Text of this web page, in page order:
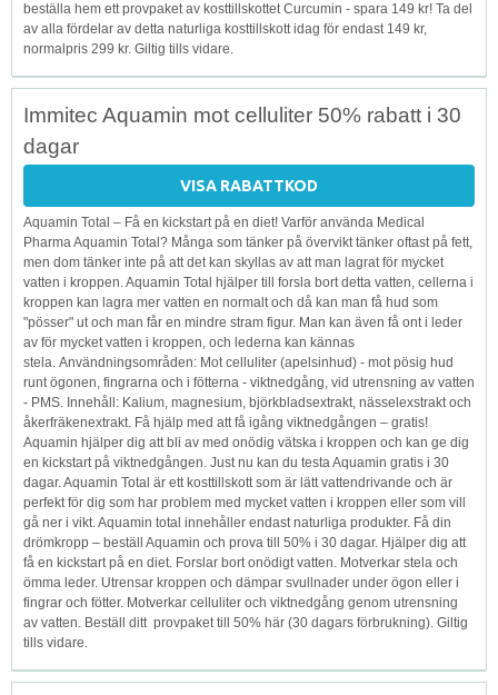
beställa hem ett provpaket av kosttillskottet Curcumin - spara 149 kr! Ta del
av alla fördelar av detta naturliga kosttillskott idag för endast 149 kr,
normalpris 299 kr. Giltig tills vidare.
Immitec Aquamin mot celluliter 50% rabatt i 30
dagar
VISA RABATTKOD
Aquamin Total – Få en kickstart på en diet! Varför använda Medical
Pharma Aquamin Total? Många som tänker på övervikt tänker oftast på fett,
men dom tänker inte på att det kan skyllas av att man lagrat för mycket
vatten i kroppen. Aquamin Total hjälper till forsla bort detta vatten, cellerna i
kroppen kan lagra mer vatten en normalt och då kan man få hud som
"pösser" ut och man får en mindre stram figur. Man kan även få ont i leder
av för mycket vatten i kroppen, och lederna kan kännas
stela. Användningsområden: Mot celluliter (apelsinhud) - mot pösig hud
runt ögonen, fingrarna och i fötterna - viktnedgång, vid utrensning av vatten
- PMS. Innehåll: Kalium, magnesium, björkbladsextrakt, nässelexstrakt och
åkerfräkenextrakt. Få hjälp med att få igång viktnedgången – gratis!
Aquamin hjälper dig att bli av med onödig vätska i kroppen och kan ge dig
en kickstart på viktnedgången. Just nu kan du testa Aquamin gratis i 30
dagar. Aquamin Total är ett kosttillskott som är lätt vattendrivande och är
perfekt för dig som har problem med mycket vatten i kroppen eller som vill
gå ner i vikt. Aquamin total innehåller endast naturliga produkter. Få din
drömkropp – beställ Aquamin och prova till 50% i 30 dagar. Hjälper dig att
få en kickstart på en diet. Forslar bort onödigt vatten. Motverkar stela och
ömma leder. Utrensar kroppen och dämpar svullnader under ögon eller i
fingrar och fötter. Motverkar celluliter och viktnedgång genom utrensning
av vatten. Beställ ditt provpaket till 50% här (30 dagars förbrukning). Giltig
tills vidare.